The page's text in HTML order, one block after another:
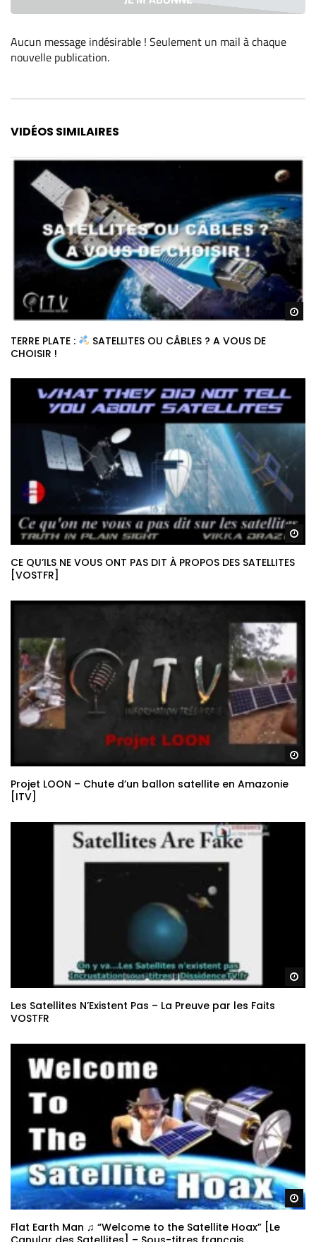
Aucun message indésirable ! Seulement un mail à chaque
nouvelle publication.
VIDÉOS SIMILAIRES
TERRE PLATE :
SATELLITES OU CÂBLES ? A VOUS DE
CHOISIR !
CE QU’ILS NE VOUS ONT PAS DIT À PROPOS DES SATELLITES
[VOSTFR]
Projet LOON – Chute d’un ballon satellite en Amazonie
[ITV]
Les Satellites N’Existent Pas – La Preuve par les Faits
VOSTFR
Flat Earth Man ♫ “Welcome to the Satellite Hoax” [Le